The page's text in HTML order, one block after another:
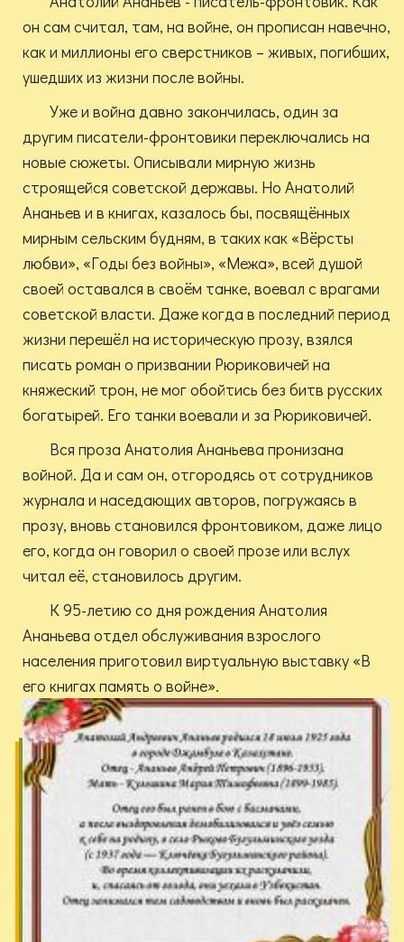
он сам считал, там, на войне, он прописан навечно,
как и миллионы его сверстников – живых, погибших,
ушедших из жизни после войны.
Уже и война давно закончилась, один за
другим писатели-фронтовики переключались на
новые сюжеты. Описывали мирную жизнь
строящейся советской державы. Но Анатолий
Ананьев и в книгах, казалось бы, посвящённых
мирным сельским будням, в таких как «Вёрсты
любви», «Годы без войны», «Межа», всей душой
своей оставался в своём танке, воевал с врагами
советской власти. Даже когда в последний период
жизни перешёл на историческую прозу, взялся
писать роман о призвании Рюриковичей на
княжеский трон, не мог обойтись без битв русских
богатырей. Его танки воевали и за Рюриковичей.
Вся проза Анатолия Ананьева пронизана
войной. Да и сам он, отгородясь от сотрудников
журнала и наседающих авторов, погружаясь в
прозу, вновь становился фронтовиком, даже лицо
его, когда он говорил о своей прозе или вслух
читал её, становилось другим.
К 95-летию со дня рождения Анатолия
Ананьева отдел обслуживания взрослого
населения приготовил виртуальную выставку «В
его книгах память о войне».